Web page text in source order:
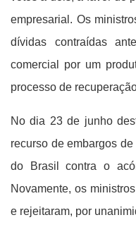
empresarial. Os
dívidas contraídas
comercial por um
processo de
No dia 23 de junho
recurso de embargos
do Brasil contra o
Novamente, os
e rejeitaram, por